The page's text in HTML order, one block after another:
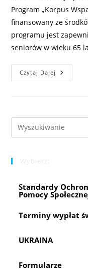
Program „Korpus
finansowany ze
programu jest
seniorów w wieku 65
Czytaj Dalej Korpus
Wsparcia
Standardy
Pomocy
Terminy wypłat
UKRAINA
Formularze